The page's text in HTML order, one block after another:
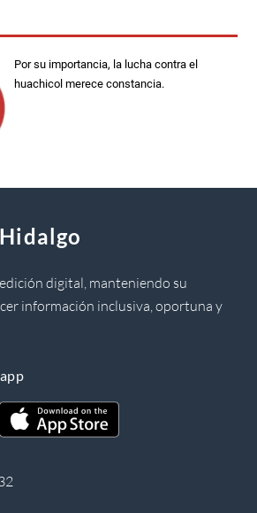
Por su importancia, la lucha contra el
huachicol merece constancia.
digital, manteniendo su
información inclusiva, oportuna y